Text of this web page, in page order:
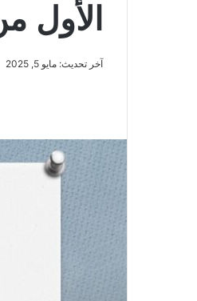
الأول
آخر تحديث: مايو 5, 2025